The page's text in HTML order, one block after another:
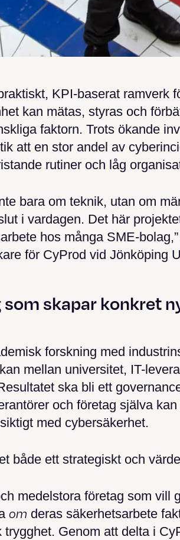
KPI-baserat ramverk
kan mätas, styras och
faktorn. Trots ökande
att en stor andel av
rutiner och låg
bara om teknik, utan om
i vardagen. Det här
hos många SME-
för CyProd vid Jönköping
skapar konkret
forskning med
mellan universitet, IT-
ska bli ett
och företag själva
med cybersäkerhet.
både ett strategiskt och
medelstora företag som vill
om deras säkerhetsarbete
trygghet. Genom att delta i